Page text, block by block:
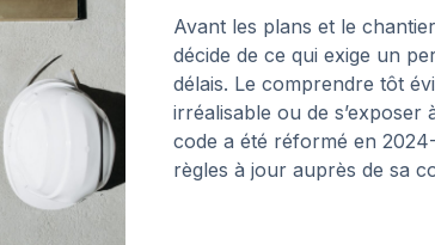
Avant les plans et le
décide de ce qui exige un
délais. Le comprendre tôt
irréalisable ou de
code a été réformé en
règles à jour auprès de sa